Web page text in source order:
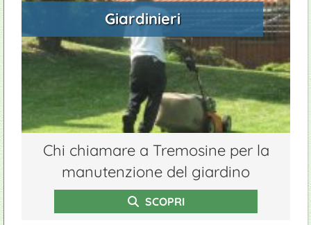
Giardinieri
Chi chiamare a Tremosine per la
manutenzione del giardino
SCOPRI